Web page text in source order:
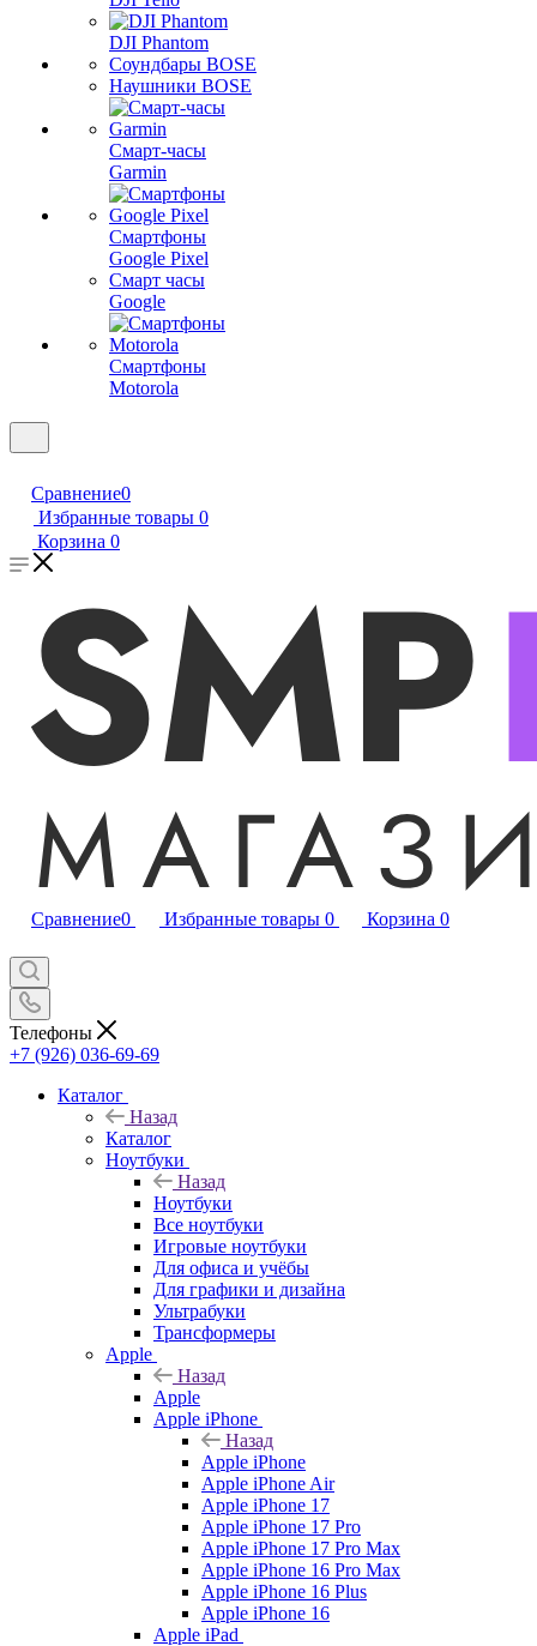
DJI Phantom
Соундбары BOSE
Наушники BOSE
Смарт-часы
Garmin
Смартфоны
Google Pixel
Смарт часы
Google
Смартфоны
Motorola
Сравнение0
Избранные товары 0
Корзина 0
Сравнение0 Избранные товары 0 Корзина 0
Телефоны
+7 (926) 036-69-69
Каталог
Назад
Каталог
Ноутбуки
Назад
Ноутбуки
Все ноутбуки
Игровые ноутбуки
Для офиса и учёбы
Для графики и дизайна
Ультрабуки
Трансформеры
Apple
Назад
Apple
Apple iPhone
Назад
Apple iPhone
Apple iPhone Air
Apple iPhone 17
Apple iPhone 17 Pro
Apple iPhone 17 Pro Max
Apple iPhone 16 Pro Max
Apple iPhone 16 Plus
Apple iPhone 16
Apple iPad